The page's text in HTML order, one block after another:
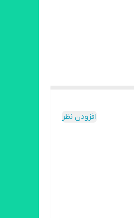
افزودن نظر